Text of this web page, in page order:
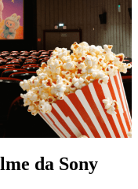
da Sony